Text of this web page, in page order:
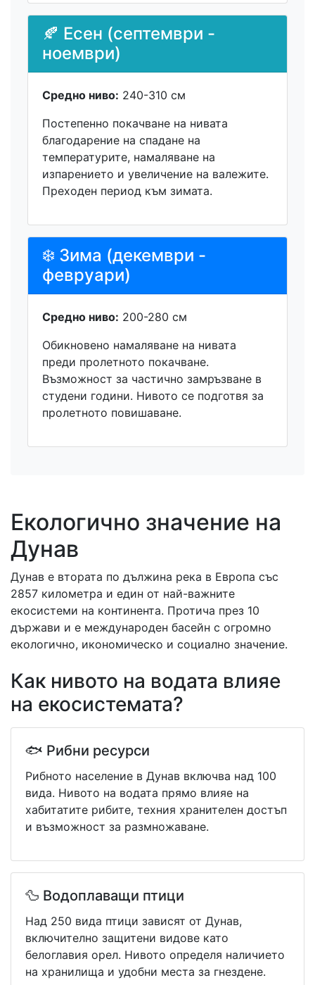
🍂 Есен (септември -
ноември)
Средно ниво: 240-310 см
Постепенно покачване на нивата
благодарение на спадане на
температурите, намаляване на
изпарението и увеличение на валежите.
Преходен период към зимата.
❄️ Зима (декември -
февруари)
Средно ниво: 200-280 см
Обикновено намаляване на нивата
преди пролетното покачване.
Възможност за частично замръзване в
студени години. Нивото се подготвя за
пролетното повишаване.
Екологично значение на
Дунав
Дунав е втората по дължина река в Европа със
2857 километра и един от най-важните
екосистеми на континента. Протича през 10
държави и е международен басейн с огромно
екологично, икономическо и социално значение.
Как нивото на водата влияе
на екосистемата?
🐟 Рибни ресурси
Рибното население в Дунав включва над 100
вида. Нивото на водата прямо влияе на
хабитатите рибите, техния хранителен достъп
и възможност за размножаване.
🦆 Водоплаващи птици
Над 250 вида птици зависят от Дунав,
включително защитени видове като
белоглавия орел. Нивото определя наличието
на хранилища и удобни места за гнездене.